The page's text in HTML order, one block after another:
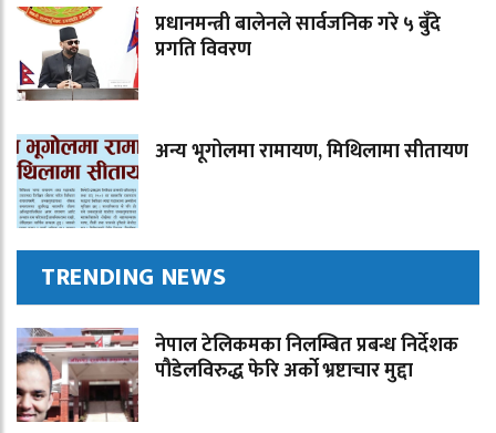
प्रधानमन्त्री बालेनले सार्वजनिक गरे ५ बुँदे
प्रगति विवरण
अन्य भूगोलमा रामायण, मिथिलामा सीतायण
TRENDING NEWS
नेपाल टेलिकमका निलम्बित प्रबन्ध निर्देशक
पौडेलविरुद्ध फेरि अर्को भ्रष्टाचार मुद्दा